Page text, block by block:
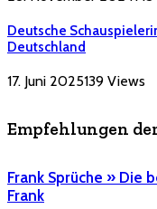
Deutsche
Deutschland
17. Juni 2025139 Views
Empfehlungen
Frank Sprüche » Die
Frank